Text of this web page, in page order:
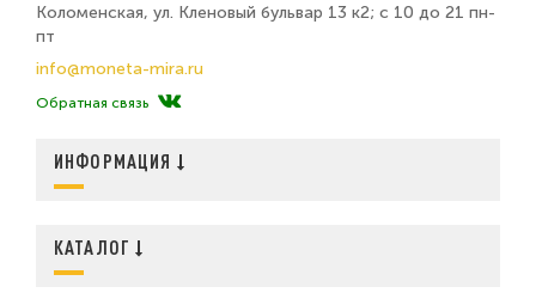
Коломенская, ул. Кленовый бульвар 13 к2; с 10 до 21 пн-
пт
info@moneta-mira.ru
Обратная связь
ИНФОРМАЦИЯ
КАТАЛОГ